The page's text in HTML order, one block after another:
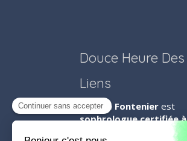
Douce Heure Des
Liens
Camille Fontenier est
sophrologue certifiée à